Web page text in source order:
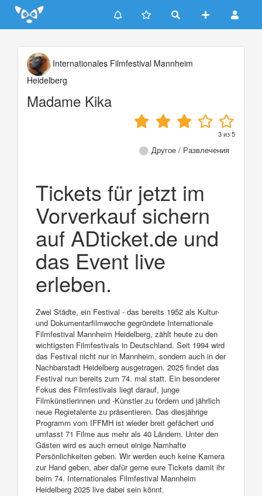
Update cookies preferences
Internationales Filmfestival Mannheim
Heidelberg
Madame Kika
3из5
Другое / Развлечения
Tickets für jetzt im
Vorverkauf sichern
auf ADticket.de und
das Event live
erleben.
Zwei Städte, ein Festival - das bereits 1952 als Kultur-
und Dokumentarfilmwoche gegründete Internationale
Filmfestival Mannheim Heidelberg, zählt heute zu den
wichtigsten Filmfestivals in Deutschland. Seit 1994 wird
das Festival nicht nur in Mannheim, sondern auch in der
Nachbarstadt Heidelberg ausgetragen. 2025 findet das
Festival nun bereits zum 74. mal statt. Ein besonderer
Fokus des Filmfestivals liegt darauf, junge
Filmkünstlerinnen und -Künstler zu fördern und jährlich
neue Regietalente zu präsentieren. Das diesjährige
Programm vom IFFMH ist wieder breit gefächert und
umfasst 71 Filme aus mehr als 40 Ländern. Unter den
Gästen wird es auch erneut einige Namhafte
Persönlichkeiten geben. Wir werden euch keine Kamera
zur Hand geben, aber dafür gerne eure Tickets damit ihr
beim 74. Internationales Filmfestival Mannheim
Heidelberg 2025 live dabei sein könnt.